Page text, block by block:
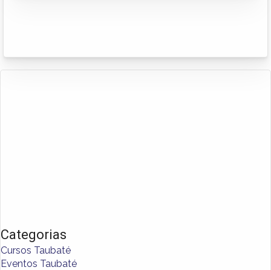
Categorias
Cursos Taubaté
Eventos Taubaté